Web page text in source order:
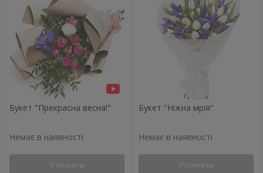
Букет "Прекрасна весна!"
Немає в наявності
Уточнити
Букет "Ніжна мрія"
Немає в наявності
Уточнити